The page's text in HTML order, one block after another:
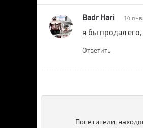
Badr Hari 14
я бы продал
Ответить
Посетители,